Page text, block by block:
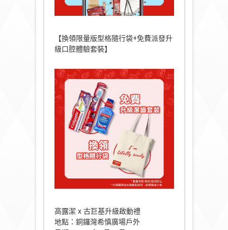
【換領限量版型格隨行袋+免費派發升
級口腔體驗套裝】
高露潔 x 古巨基升級啟動禮
地點：銅鑼灣希慎廣場戶外